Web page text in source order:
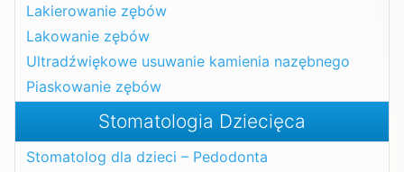
Lakierowanie zębów
Lakowanie zębów
Ultradźwiękowe usuwanie kamienia nazębnego
Piaskowanie zębów
Stomatologia Dziecięca
Stomatolog dla dzieci – Pedodonta